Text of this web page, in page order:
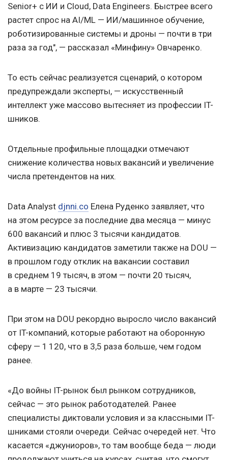
Senior+ c ИИ и Cloud, Data Engineers. Быстрее всего
растет спрос на AI/ML — ИИ/машинное обучение,
роботизированные системы и дроны — почти в три
раза за год", — рассказал «Минфину» Овчаренко.
То есть сейчас реализуется сценарий, о котором
предупреждали эксперты, — искусственный
интеллект уже массово вытесняет из профессии IT-
шников.
Отдельные профильные площадки отмечают
снижение количества новых вакансий и увеличение
числа претендентов на них.
Data Analyst djnni.co Елена Руденко заявляет, что
на этом ресурсе за последние два месяца — минус
600 вакансий и плюс 3 тысячи кандидатов.
Активизацию кандидатов заметили также на DOU —
в прошлом году отклик на вакансии составил
в среднем 19 тысяч, в этом — почти 20 тысяч,
а в марте — 23 тысячи.
При этом на DOU рекордно выросло число вакансий
от IT-компаний, которые работают на оборонную
сферу — 1 120, что в 3,5 раза больше, чем годом
ранее.
«До войны IT-рынок был рынком сотрудников,
сейчас — это рынок работодателей. Ранее
специалисты диктовали условия и за классными IT-
шниками стояли очереди. Сейчас очередей нет. Что
касается «джуниоров», то там вообще беда — люди